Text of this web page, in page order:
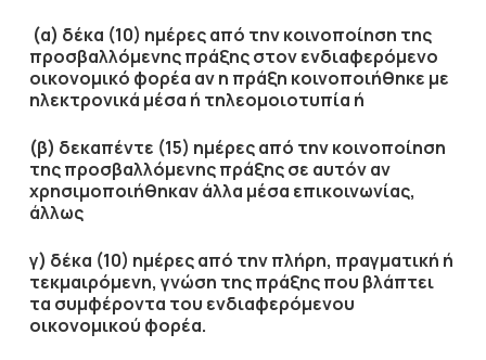
(α) δέκα (10) ημέρες από την κοινοποίηση της
προσβαλλόμενης πράξης στον ενδιαφερόμενο
οικονομικό φορέα αν η πράξη κοινοποιήθηκε με
ηλεκτρονικά μέσα ή τηλεομοιοτυπία ή
(β) δεκαπέντε (15) ημέρες από την κοινοποίηση
της προσβαλλόμενης πράξης σε αυτόν αν
χρησιμοποιήθηκαν άλλα μέσα επικοινωνίας,
άλλως
γ) δέκα (10) ημέρες από την πλήρη, πραγματική ή
τεκμαιρόμενη, γνώση της πράξης που βλάπτει
τα συμφέροντα του ενδιαφερόμενου
οικονομικού φορέα.